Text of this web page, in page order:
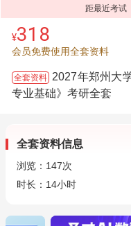
距最近考试
¥318
会员免费使用全套资料
全套资料 2027年郑州大
专业基础》考研全套
全套资料信息
浏览： 147次
时长：14小时